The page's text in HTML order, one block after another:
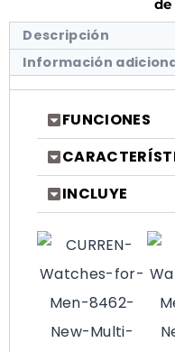
de
Descripción
Información
FUNCIONES
INCLUYE